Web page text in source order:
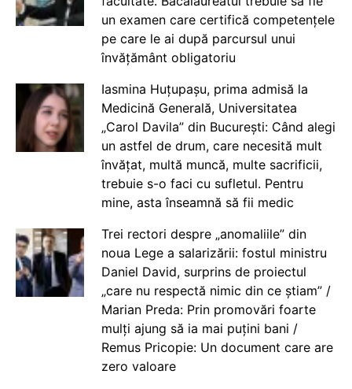
un examen care certifică competențele
pe care le ai după parcursul unui
învățământ obligatoriu
Iasmina Huțupașu, prima admisă la
Medicină Generală, Universitatea
„Carol Davila” din București: Când alegi
un astfel de drum, care necesită mult
învățat, multă muncă, multe sacrificii,
trebuie s-o faci cu sufletul. Pentru
mine, asta înseamnă să fii medic
Trei rectori despre „anomaliile” din
noua Lege a salarizării: fostul ministru
Daniel David, surprins de proiectul
„care nu respectă nimic din ce știam” /
Marian Preda: Prin promovări foarte
mulți ajung să ia mai puțini bani /
Remus Pricopie: Un document care are
zero valoare